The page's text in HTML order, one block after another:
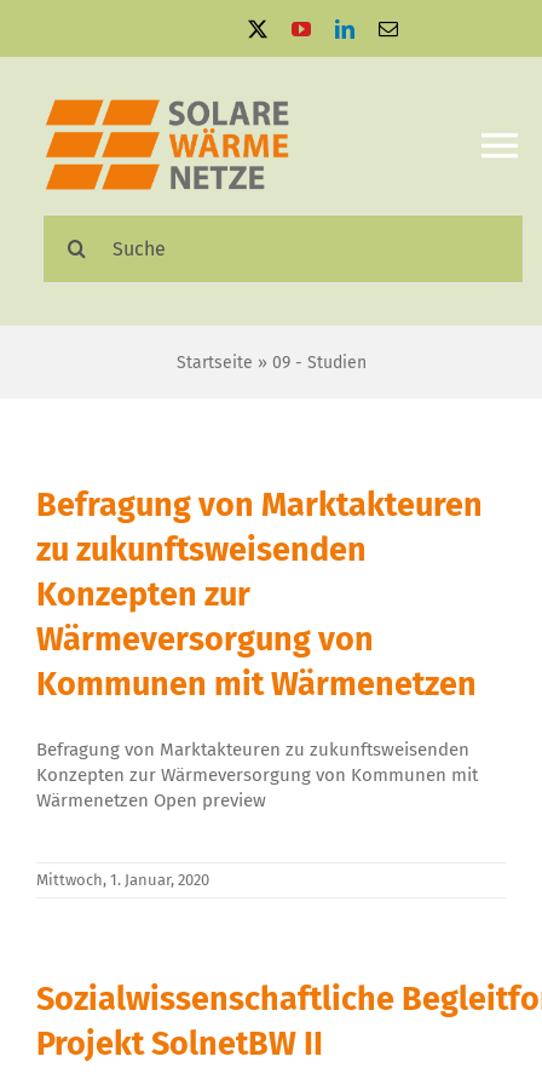
springen
Solare Wärmenetze
Über uns
nach:
Startseite » 09 - Studien
Befragung von Marktakteuren
zu zukunftsweisenden
Konzepten zur
Wärmeversorgung von
Kommunen mit Wärmenetzen
Befragung von Marktakteuren zu zukunftsweisenden
Konzepten zur Wärmeversorgung von Kommunen mit
Wärmenetzen Open preview
Mittwoch, 1. Januar, 2020
Sozialwissenschaftliche
Projekt SolnetBW II